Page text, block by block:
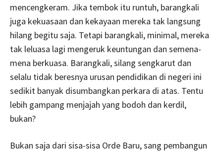
mencengkeram. Jika tembok itu runtuh, barangkali
juga kekuasaan dan kekayaan mereka tak langsung
hilang begitu saja. Tetapi barangkali, minimal, mereka
tak leluasa lagi mengeruk keuntungan dan semena-
mena berkuasa. Barangkali, silang sengkarut dan
selalu tidak beresnya urusan pendidikan di negeri ini
sedikit banyak disumbangkan perkara di atas. Tentu
lebih gampang menjajah yang bodoh dan kerdil,
bukan?
Bukan saja dari sisa-sisa Orde Baru, sang pembangun